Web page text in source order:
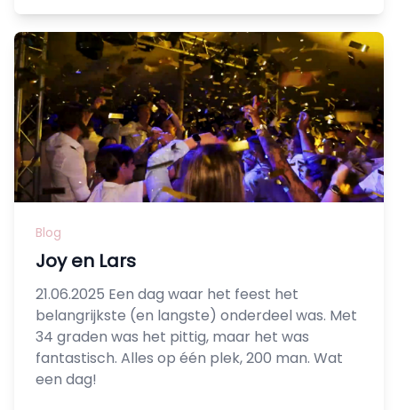
Blog
Joy en Lars
21.06.2025 Een dag waar het feest het
belangrijkste (en langste) onderdeel was. Met
34 graden was het pittig, maar het was
fantastisch. Alles op één plek, 200 man. Wat
een dag!